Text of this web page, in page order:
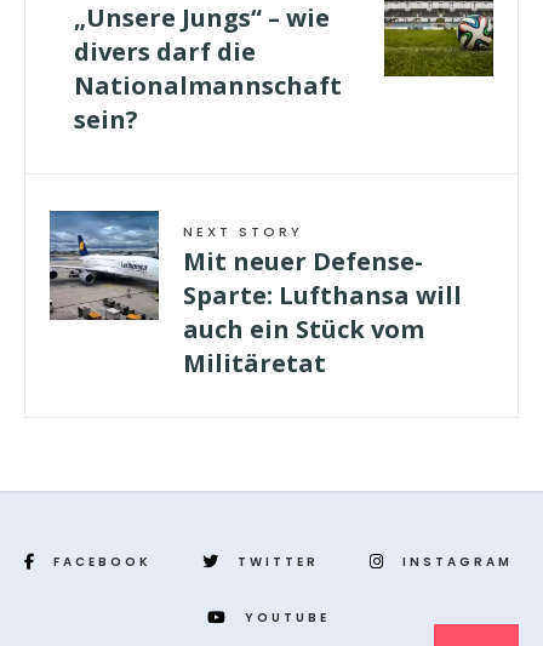
„Unsere Jungs“ – wie
divers darf die
Nationalmannschaft
sein?
NEXT STORY
Mit neuer Defense-
Sparte: Lufthansa will
auch ein Stück vom
Militäretat
FACEBOOK TWITTER INSTAGRAM
YOUTUBE